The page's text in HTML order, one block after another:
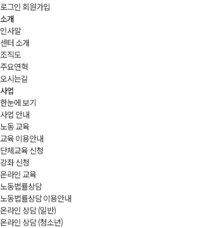
로그인 회원가입
소개
인사말
센터 소개
조직도
주요연혁
오시는길
사업
한눈에 보기
사업 안내
노동 교육
교육 이용안내
단체교육 신청
강좌 신청
온라인 교육
노동법률상담
노동법률상담 이용안내
온라인 상담 (일반)
온라인 상담 (청소년)